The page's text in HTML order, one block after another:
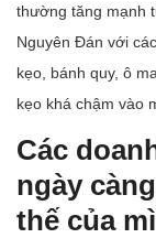
thường tăng mạnh
Nguyên Đán với
kẹo, bánh quy, ô
kẹo khá chậm vào
Các
ngày
thế của